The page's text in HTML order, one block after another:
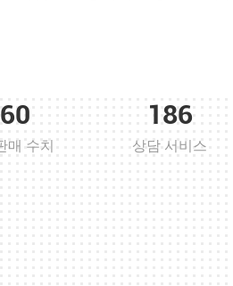
매 수치
186
상담 서비스